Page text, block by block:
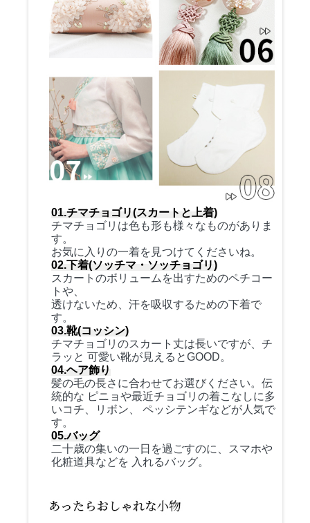
01.チマチョゴリ(スカートと上着)
チマチョゴリは色も形も様々なものがありま
す。
お気に入りの一着を見つけてくださいね。
02.下着(ソッチマ・ソッチョゴリ)
スカートのボリュームを出すためのペチコー
トや、
透けないため、汗を吸収するための下着で
す。
03.靴(コッシン)
チマチョゴリのスカート丈は長いですが、チ
ラッと 可愛い靴が見えるとGOOD。
04.ヘア飾り
髪の毛の長さに合わせてお選びください。伝
統的な ピニョや最近チョゴリの着こなしに多
いコチ、リボン、 ペッシテンギなどが人気で
す。
05.バッグ
二十歳の集いの一日を過ごすのに、スマホや
化粧道具などを 入れるバッグ。